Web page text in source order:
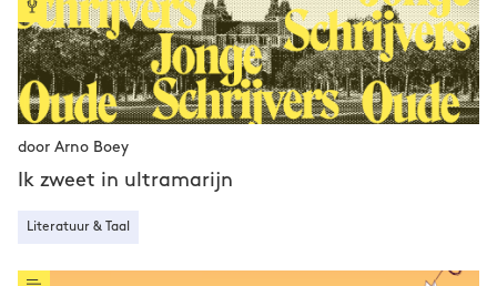
door Arno Boey
Ik zweet in ultramarijn
Literatuur & Taal